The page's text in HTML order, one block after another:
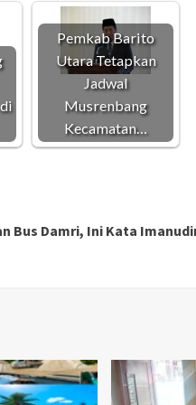
Pemkab Barito
Utara Tetapkan
Jadwal
Musrenbang
Kecamatan…
Bus Damri, Ini Kata